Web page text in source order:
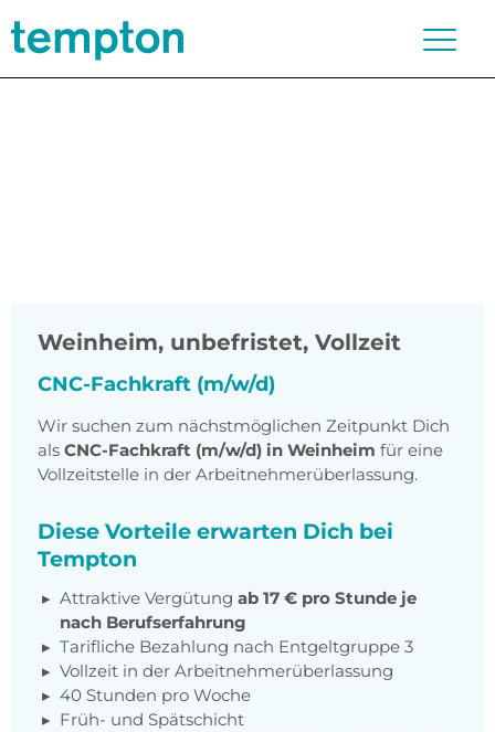
Weinheim, unbefristet, Vollzeit
CNC-Fachkraft (m/w/d)
Wir suchen zum nächstmöglichen Zeitpunkt Dich
als CNC-Fachkraft (m/w/d) in Weinheim für eine
Vollzeitstelle in der Arbeitnehmerüberlassung.
Diese Vorteile erwarten Dich bei
Tempton
Attraktive Vergütung ab 17 € pro Stunde je
nach Berufserfahrung
Tarifliche Bezahlung nach Entgeltgruppe 3
Vollzeit in der Arbeitnehmerüberlassung
40 Stunden pro Woche
Früh- und Spätschicht